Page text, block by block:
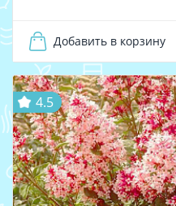
Добавить в корзину
4.5